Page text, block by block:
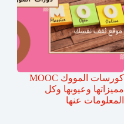
كورسات المووك MOOC
مميزاتها وعيوبها وكل
المعلومات عنها